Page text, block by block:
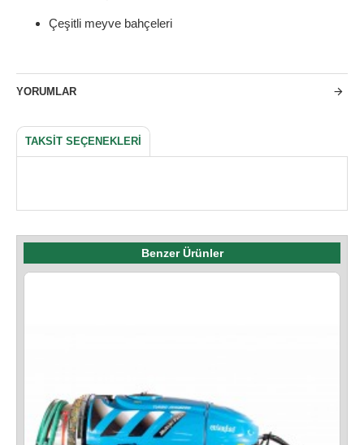
Çeşitli meyve bahçeleri
YORUMLAR
TAKSIT SEÇENEKLERI
Benzer Ürünler